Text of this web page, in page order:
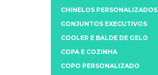
CHINELOS PERSONALIZADOS
CONJUNTOS EXECUTIVOS
COOLER E BALDE DE GELO
COPA E COZINHA
COPO PERSONALIZADO